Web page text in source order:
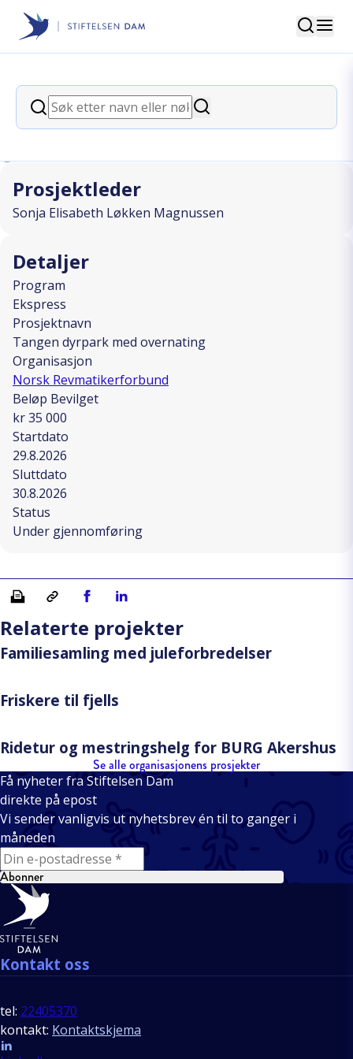
Stiftelsen Dam
Søk
Søk
Søk
back
Tangen dyrpark med overnating
Prosjektleder
Sonja Elisabeth Løkken Magnussen
Detaljer
Program
Ekspress
Prosjektnavn
Tangen dyrpark med overnating
Organisasjon
Norsk Revmatikerforbund
Beløp Bevilget
kr 35 000
Startdato
29.8.2026
Sluttdato
30.8.2026
Status
Under gjennomføring
Skriv ut Kopiera länkDel på Facebook
Del på Linkedin
Relaterte projekter
Familiesamling med juleforbredelser
Friskere til fjells
Ridetur og mestringshelg for BURG Akershus
Se alle organisasjonens prosjekter
Få nyheter fra Stiftelsen Dam
direkte på epost
Vi sender vanligvis ut nyhetsbrev én til to ganger i
måneden
E-mail
Abonner
Bunntekst
Kontakt oss
tel: 22405370
kontakt: Kontaktskjema
Follow us